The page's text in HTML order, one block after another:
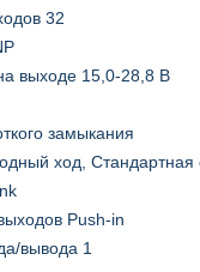
32
выходе 15,0-28,8 В
замыкания
ход, Стандартная
Push-in
вывода 1